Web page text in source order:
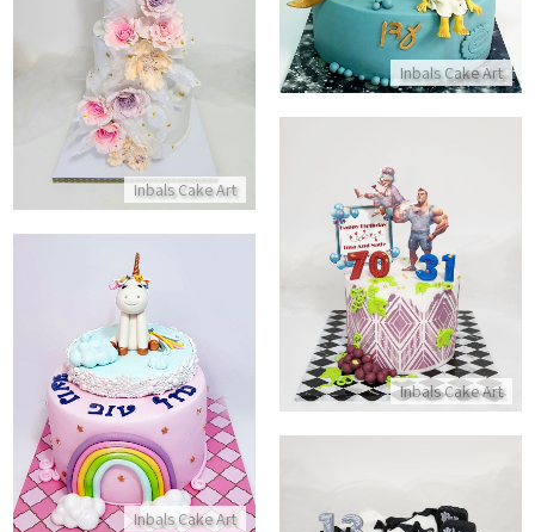
Inbals Cake Art
עוגת חתונה קומות עם פרחים
התקשר/י Inbals Cake Art
התקשר/י
Inbals Cake Art
עוגת יום הולדת מצחיקה
התקשר/י
Inbals Cake Art
עוגת יום הולדת חד קרן
התקשר/י